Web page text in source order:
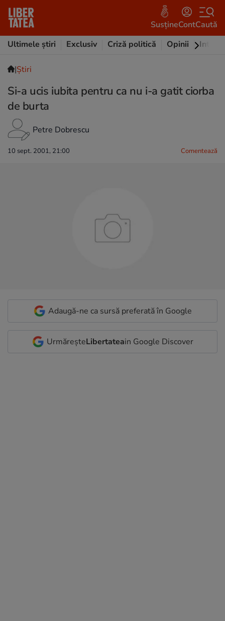
SusțineContCaută
Ultimele știri
Exclusiv Criză politică Opinii
|Ştiri
Si-a ucis iubita pentru ca nu i-a gatit ciorba
de burta
Petre Dobrescu
10 sept. 2001, 21:00 Comentează
Adaugă-ne ca sursă preferată în Google
UrmăreșteLibertateain Google Discover